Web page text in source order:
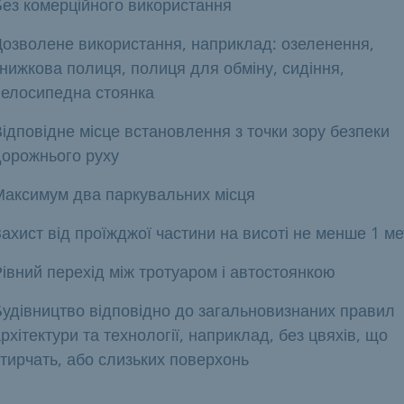
використання, наприклад: озеленення,
полиця, полиця для обміну, сидіння,
стоянка
місце встановлення з точки зору безпеки
руху
два паркувальних місця
від проїжджої частини на висоті не менше 1
перехід між тротуаром і автостоянкою
відповідно до загальновизнаних правил
та технології, наприклад, без цвяхів, що
або слизьких поверхонь